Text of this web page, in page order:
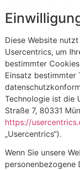
Diese Website
Usercentrics, um
bestimmter
Einsatz bestimmter
Technologie ist die
Straße 7, 80331
https://
„Usercentrics“).
Wenn Sie unsere
personenbezogene